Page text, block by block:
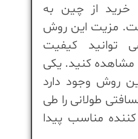
از چین به
مزیت این روش
کیفیت
مشاهده کنید. یکی
روش وجود دارد
طولانی را طی
مناسب پیدا